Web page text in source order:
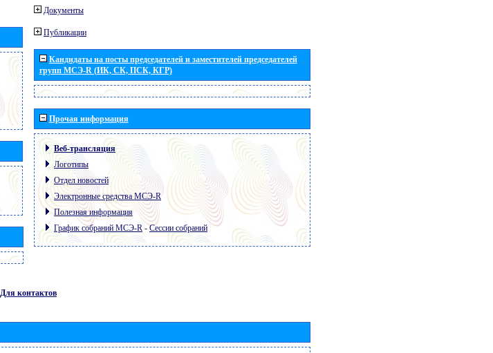
Документы
Публикации
Кандидаты на посты председателей и заместителей председателей
групп МСЭ-R (ИК, СК, ПСК, КГР)
Прочая информация
Веб-трансляция
Логотипы
Отдел новостей
Электронные средства МСЭ-R
Полезная информация
График собраний МСЭ-R -Сессии собраний
Для контактов